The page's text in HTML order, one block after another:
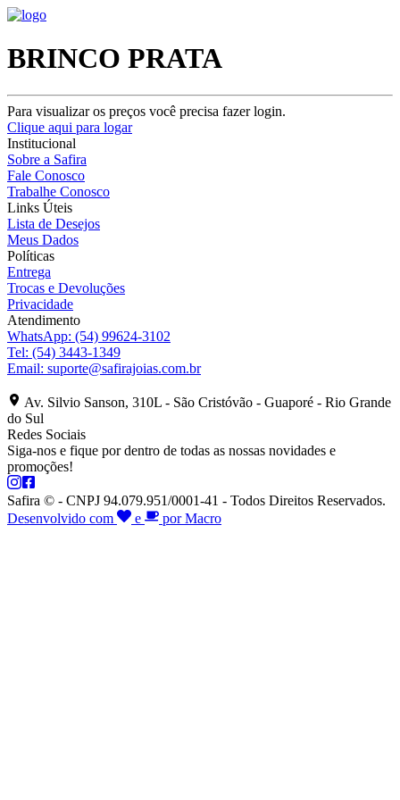
BRINCO PRATA
Para visualizar os preços você precisa fazer login.
Clique aqui para logar
Institucional
Sobre a Safira
Fale Conosco
Trabalhe Conosco
Links Úteis
Lista de Desejos
Meus Dados
Políticas
Entrega
Trocas e Devoluções
Privacidade
Atendimento
WhatsApp: (54) 99624-3102
Tel: (54) 3443-1349
Email: suporte@safirajoias.com.br
Av. Silvio Sanson, 310L - São Cristóvão - Guaporé - Rio Grande
do Sul
Redes Sociais
Siga-nos e fique por dentro de todas as nossas novidades e
promoções!
Safira © - CNPJ 94.079.951/0001-41 - Todos Direitos Reservados.
Desenvolvido com
e por Macro